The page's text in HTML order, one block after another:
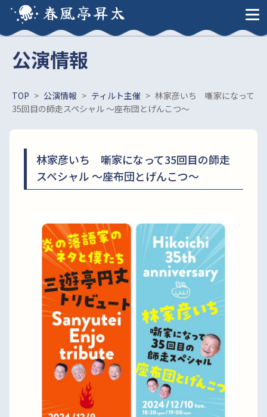
春風亭昇太
公演情報
TOP > 公演情報 > ティルト主催 > 林家彦いち 噺家になって
35回目の師走スペシャル 〜座布団とげんこつ〜
林家彦いち 噺家になって35回目の師走
スペシャル 〜座布団とげんこつ〜